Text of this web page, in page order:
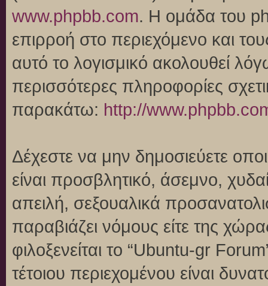
www.phpbb.com. Η ομάδα του
επιρροή στο περιεχόμενο και
αυτό το λογισμικό ακολουθεί
περισσότερες πληροφορίες
παρακάτω: http://
Δέχεστε να μην δημοσιεύετε
είναι προσβλητικό, άσεμνο,
απειλή, σεξουαλικά
παραβιάζει νόμους είτε της
φιλοξενείται το “Ubuntu-gr
τέτοιου περιεχομένου είναι